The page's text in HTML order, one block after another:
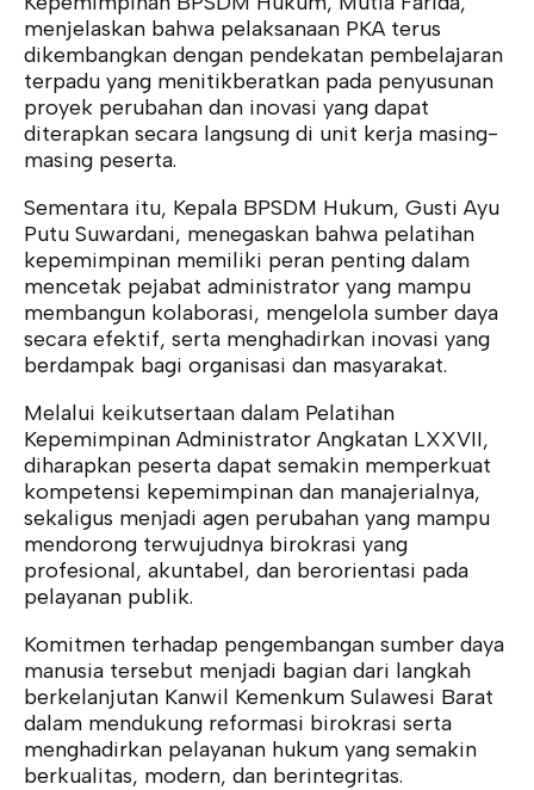
menjelaskan bahwa pelaksanaan PKA terus
dikembangkan dengan pendekatan pembelajaran
terpadu yang menitikberatkan pada penyusunan
proyek perubahan dan inovasi yang dapat
diterapkan secara langsung di unit kerja masing-
masing peserta.
Sementara itu, Kepala BPSDM Hukum, Gusti Ayu
Putu Suwardani, menegaskan bahwa pelatihan
kepemimpinan memiliki peran penting dalam
mencetak pejabat administrator yang mampu
membangun kolaborasi, mengelola sumber daya
secara efektif, serta menghadirkan inovasi yang
berdampak bagi organisasi dan masyarakat.
Melalui keikutsertaan dalam Pelatihan
Kepemimpinan Administrator Angkatan LXXVII,
diharapkan peserta dapat semakin memperkuat
kompetensi kepemimpinan dan manajerialnya,
sekaligus menjadi agen perubahan yang mampu
mendorong terwujudnya birokrasi yang
profesional, akuntabel, dan berorientasi pada
pelayanan publik.
Komitmen terhadap pengembangan sumber daya
manusia tersebut menjadi bagian dari langkah
berkelanjutan Kanwil Kemenkum Sulawesi Barat
dalam mendukung reformasi birokrasi serta
menghadirkan pelayanan hukum yang semakin
berkualitas, modern, dan berintegritas.